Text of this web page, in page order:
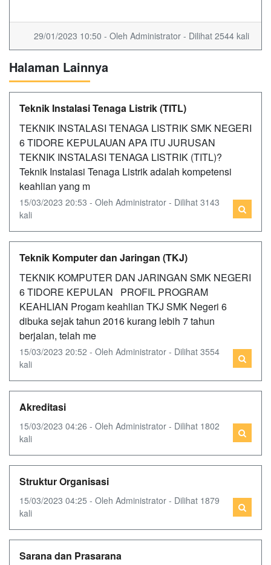
29/01/2023 10:50 - Oleh Administrator - Dilihat 2544 kali
Halaman Lainnya
Teknik Instalasi Tenaga Listrik (TITL)
TEKNIK INSTALASI TENAGA LISTRIK SMK NEGERI
6 TIDORE KEPULAUAN APA ITU JURUSAN
TEKNIK INSTALASI TENAGA LISTRIK (TITL)?
Teknik Instalasi Tenaga Listrik adalah kompetensi
keahlian yang m
15/03/2023 20:53 - Oleh Administrator - Dilihat 3143
kali
Teknik Komputer dan Jaringan (TKJ)
TEKNIK KOMPUTER DAN JARINGAN SMK NEGERI
6 TIDORE KEPULAN PROFIL PROGRAM
KEAHLIAN Progam keahlian TKJ SMK Negeri 6
dibuka sejak tahun 2016 kurang lebih 7 tahun
berjalan, telah me
15/03/2023 20:52 - Oleh Administrator - Dilihat 3554
kali
Akreditasi
15/03/2023 04:26 - Oleh Administrator - Dilihat 1802
kali
Struktur Organisasi
15/03/2023 04:25 - Oleh Administrator - Dilihat 1879
kali
Sarana dan Prasarana